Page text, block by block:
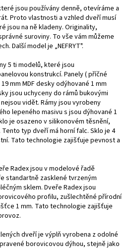
jsou používány denně, otevíráme a
Proto vlastnosti a vzhled dveří musí
jsou na ně kladeny. Originality,
suroviny. To vše vám můžeme
Další model je „NEFRYT".
5 ti modelů, které jsou
konstrukcí. Panely ( příčné
mm MDF desky odýhované 1 mm
jsou uchyceny do rámů bukovými
vidět. Rámy jsou vyrobeny
lepeného masivu s jsou dýhované 1
je osazeno v silikonovém těsnění,
typ dveří má horní falc. Sklo je 4
Tato technologie zajišťuje pevnost a
Radex jsou v modelové řadě
standartně zasklené tvrzeným
sklem. Dveře Radex jsou
profilu, zušlechtěné přírodní
1 mm. Tato technologie zajišťuje
dveří je výplň vyrobena z odolné
borovicovou dýhou, stejně jako